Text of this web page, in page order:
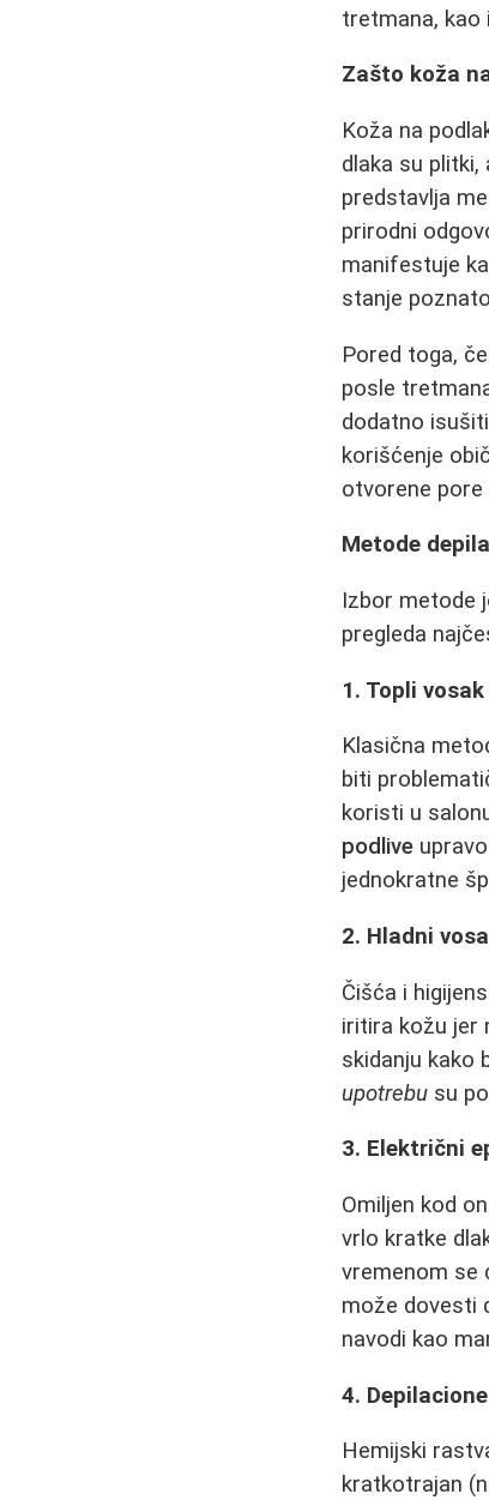
tretmana, kao
Zašto koža
Koža na
dlaka su
predstavlja
prirodni
manifestuje
stanje
Pored toga,
posle
dodatno
korišćenje
otvorene
Metode
Izbor metode
pregleda
1. Topli
Klasična
biti
koristi u
podlive
jednokratne
2. Hladni
Čišća i
iritira kožu jer
skidanju kako
upotrebu su
3. Električni
Omiljen kod
vrlo kratke
vremenom se
može dovesti
navodi kao
4.
Hemijski
kratkotrajan